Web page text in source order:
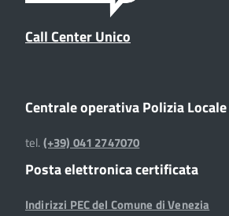
Call Center Unico
Centrale operativa Polizia Locale
tel.(+39) 041 2747070
Posta elettronica certificata
Indirizzi PEC del Comune di Venezia